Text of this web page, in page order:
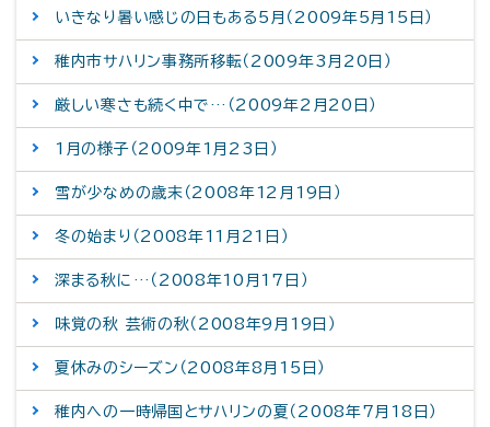
いきなり暑い感じの日もある5月（2009年5月15日）
稚内市サハリン事務所移転（2009年3月20日）
厳しい寒さも続く中で…（2009年2月20日）
1月の様子（2009年1月23日）
雪が少なめの歳末（2008年12月19日）
冬の始まり（2008年11月21日）
深まる秋に…（2008年10月17日）
味覚の秋 芸術の秋（2008年9月19日）
夏休みのシーズン（2008年8月15日）
稚内への一時帰国とサハリンの夏（2008年7月18日）